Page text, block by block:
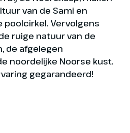
van de Sami en
poolcirkel. Vervolgens
ruige natuur van de
de afgelegen
noordelijke Noorse kust.
gegarandeerd!